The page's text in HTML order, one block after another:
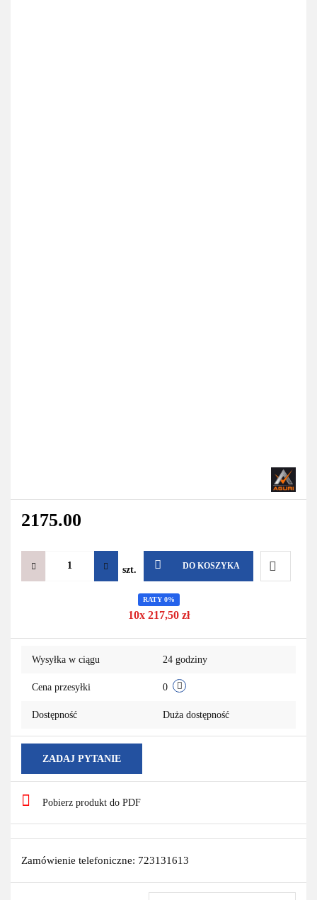
2175.00
szt. DO KOSZYKA
RATY 0%
10x 217,50 zł
Wysyłka w ciągu 24 godziny
Cena przesyłki 0
Dostępność Duża dostępność
ZADAJ PYTANIE
Pobierz produkt do PDF
Zamówienie telefoniczne: 723131613